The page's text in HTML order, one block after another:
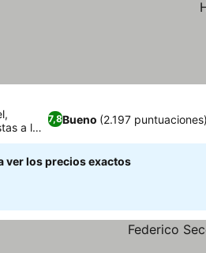
7,8Bueno (2.197 puntuaciones)
a la
ver los precios exactos